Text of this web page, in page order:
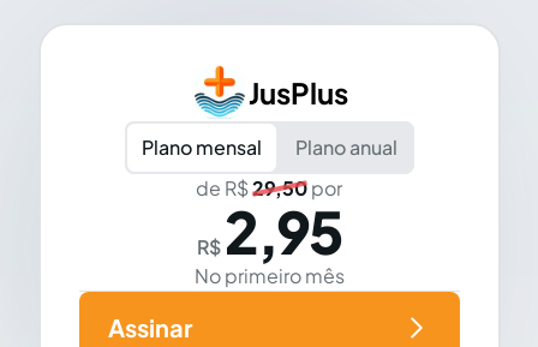
JusPlus
Plano mensal
Plano anual
de R$29,50por
R$ 2,95
No primeiro mês
Assinar